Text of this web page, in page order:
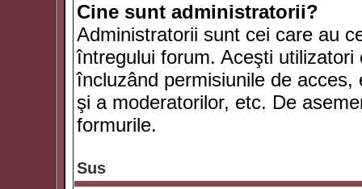
Cine sunt administratorii?
Administratorii sunt cei care au
întregului forum. Aceşti
încluzând permisiunile de
şi a moderatorilor, etc. De
formurile.
Sus